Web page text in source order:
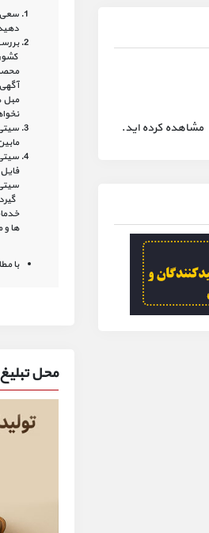
مشاهده کرده اید.
سعی
مبل
ها و
با
محل